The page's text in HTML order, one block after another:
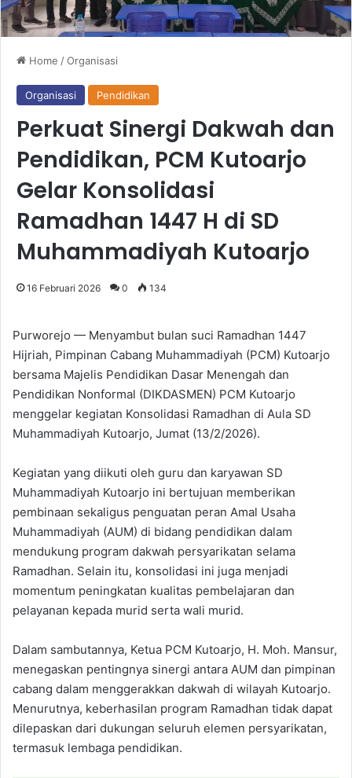
Home /Organisasi
Organisasi Pendidikan
Perkuat Sinergi Dakwah dan
Pendidikan, PCM Kutoarjo
Gelar Konsolidasi
Ramadhan 1447 H di SD
Muhammadiyah Kutoarjo
16 Februari 2026 0 134
Purworejo — Menyambut bulan suci Ramadhan 1447
Hijriah, Pimpinan Cabang Muhammadiyah (PCM) Kutoarjo
bersama Majelis Pendidikan Dasar Menengah dan
Pendidikan Nonformal (DIKDASMEN) PCM Kutoarjo
menggelar kegiatan Konsolidasi Ramadhan di Aula SD
Muhammadiyah Kutoarjo, Jumat (13/2/2026).
Kegiatan yang diikuti oleh guru dan karyawan SD
Muhammadiyah Kutoarjo ini bertujuan memberikan
pembinaan sekaligus penguatan peran Amal Usaha
Muhammadiyah (AUM) di bidang pendidikan dalam
mendukung program dakwah persyarikatan selama
Ramadhan. Selain itu, konsolidasi ini juga menjadi
momentum peningkatan kualitas pembelajaran dan
pelayanan kepada murid serta wali murid.
Dalam sambutannya, Ketua PCM Kutoarjo, H. Moh. Mansur,
menegaskan pentingnya sinergi antara AUM dan pimpinan
cabang dalam menggerakkan dakwah di wilayah Kutoarjo.
Menurutnya, keberhasilan program Ramadhan tidak dapat
dilepaskan dari dukungan seluruh elemen persyarikatan,
termasuk lembaga pendidikan.